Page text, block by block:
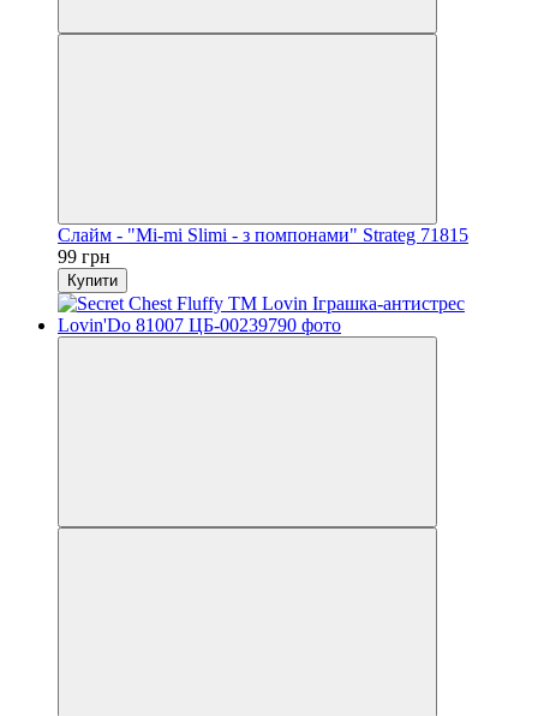
Слайм - "Mi-mi Slimi - з помпонами" Strateg 71815
99 грн
Купити